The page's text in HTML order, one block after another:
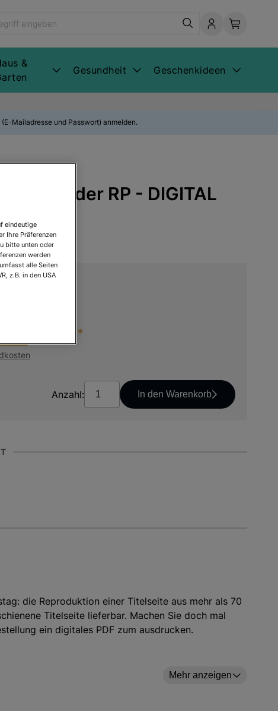
&
Gesundheit Geschenkideen
Mailadresse und Passwort) anmelden.
der RP - DIGITAL
*
26,90 € *
Anzahl: In den Warenkorb
die Reproduktion einer Titelseite aus mehr als 70
Titelseite lieferbar. Machen Sie doch mal
ein digitales PDF zum ausdrucken.
'Versenden' im Feld 'Ihre Mitteilung an uns'
Mehr anzeigen
eindeutige
Ihre Präferenzen
bitte unten oder
werden
alle Seiten
z.B. in den USA